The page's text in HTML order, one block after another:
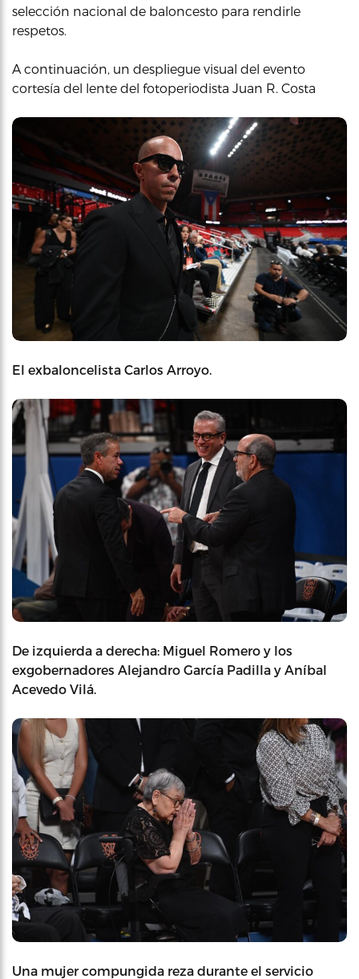
selección nacional de baloncesto para rendirle
respetos.
A continuación, un despliegue visual del evento
cortesía del lente del fotoperiodista Juan R. Costa
El exbaloncelista Carlos Arroyo.
De izquierda a derecha: Miguel Romero y los
exgobernadores Alejandro García Padilla y Aníbal
Acevedo Vilá.
Una mujer compungida reza durante el servicio